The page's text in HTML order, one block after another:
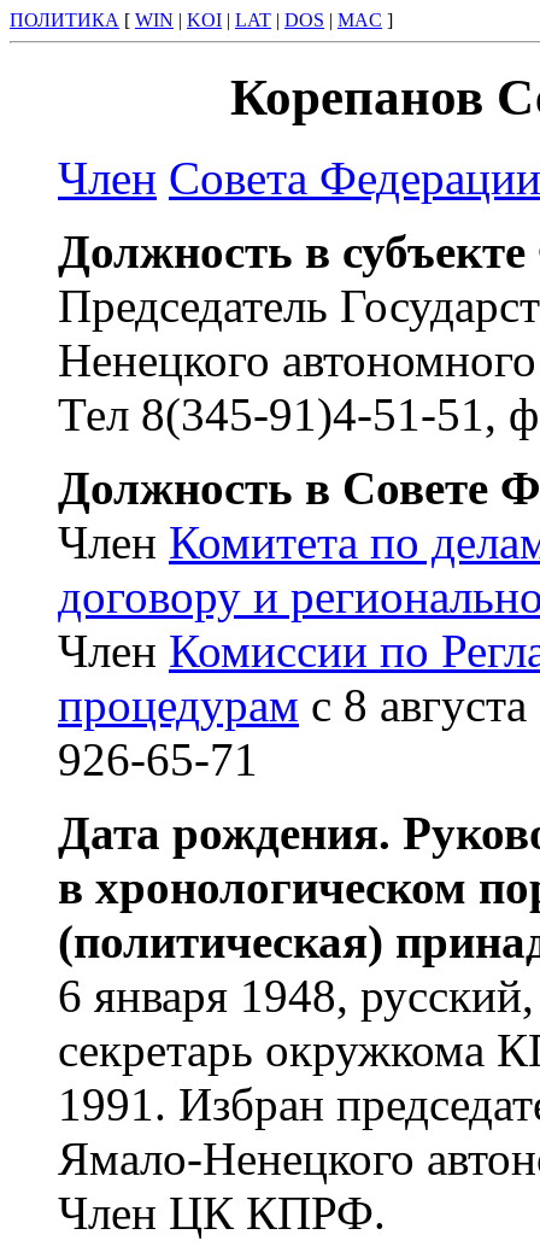
ПОЛИТИКА [ WIN | KOI | LAT | DOS | MAC ]
Корепанов
Член Совета Федерации
Должность в
Председатель
Ненецкого
Тел 8(345-91)4-51-51,
Должность в Совете
Член Комитета по
договору и
Член Комиссии по
процедурам с 8
926-65-71
Дата рождения.
в хронологическом
(политическая)
6 января 1948,
секретарь окружкома
1991. Избран
Ямало-Ненецкого
Член ЦК КПРФ.